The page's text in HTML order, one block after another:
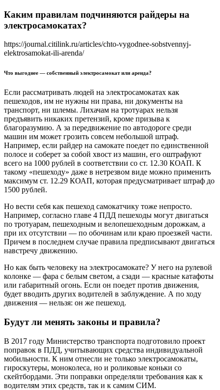
Каким правилам подчиняются райдеры на
электросамокатах?
https://journal.citilink.ru/articles/chto-vygodnee-sobstvennyj-
elektrosamokat-ili-arenda/
Что выгоднее — собственный электросамокат или аренда?
Если рассматривать людей на электросамокатах как
пешеходов, им не нужны ни права, ни документы на
транспорт, ни шлемы. Лихачам на тротуарах нельзя
предъявить никаких претензий, кроме призыва к
благоразумию. А за передвижение по автодороге среди
машин им может грозить совсем небольшой штраф.
Например, если райдер на самокате поедет по единственной
полосе и соберет за собой хвост из машин, его оштрафуют
всего на 1000 рублей в соответствии со ст. 12.30 КОАП. К
такому «пешеходу» даже в нетрезвом виде можно применить
максимум ст. 12.29 КОАП, которая предусматривает штраф до
1500 рублей.
Но вести себя как пешеход самокатчику тоже непросто.
Например, согласно главе 4 ПДД пешеходы могут двигаться
по тротуарам, пешеходным и велопешеходным дорожкам, а
при их отсутствии — по обочинам или краю проезжей части.
Причем в последнем случае правила предписывают двигаться
навстречу движению.
Но как быть человеку на электросамокате? У него на рулевой
колонке — фара с белым светом, а сзади — красные катафоты
или габаритный огонь. Если он поедет против движения,
будет вводить других водителей в заблуждение. А по ходу
движения — нельзя: он же пешеход.
Будут ли менять законы и правила?
В 2017 году Министерство транспорта подготовило проект
поправок в ПДД, учитывающих средства индивидуальной
мобильности. К ним отнесли не только электросамокаты,
гироскутеры, моноколеса, но и роликовые коньки со
скейтбордами. Эти поправки определяли требования как к
водителям этих средств, так и к самим СИМ.